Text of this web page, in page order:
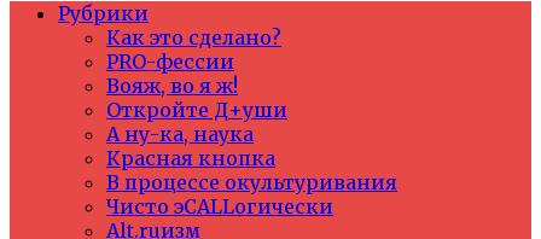
Рубрики
Как это сделано?
PRO-фессии
Вояж, во я ж!
Откройте Д+уши
А ну-ка, наука
Красная кнопка
В процессе окультуривания
Чисто эCALLогически
Alt.ruизм